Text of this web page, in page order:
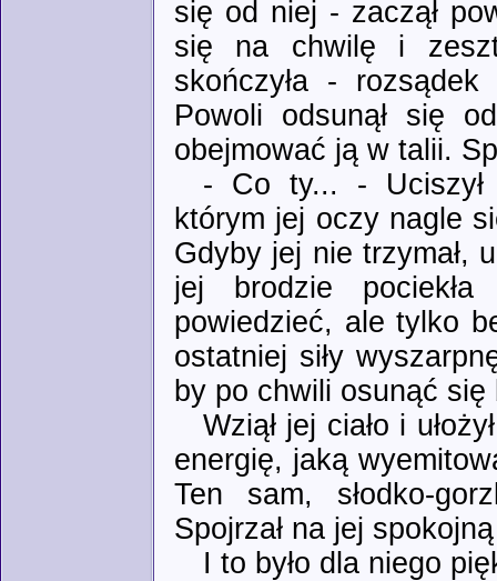
się od niej - zaczął
się na chwilę i
skończyła -
Powoli odsunął się
obejmować ją w talii.
- Co ty... - Uciszył
którym jej oczy nagle
Gdyby jej nie trzymał,
jej brodzie
powiedzieć, ale tylko
ostatniej siły
by po chwili osunąć się
Wziął jej ciało i
energię, jaką
Ten sam, słodko-
Spojrzał na jej
I to było dla niego